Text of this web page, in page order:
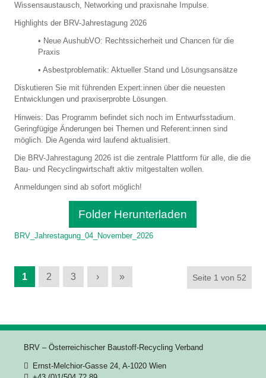
Wissensaustausch, Networking und praxisnahe Impulse.
Highlights der BRV-Jahrestagung 2026
• Neue AushubVO: Rechtssicherheit und Chancen für die
Praxis
• Asbestproblematik: Aktueller Stand und Lösungsansätze
Diskutieren Sie mit führenden Expert:innen über die neuesten
Entwicklungen und praxiserprobte Lösungen.
Hinweis: Das Programm befindet sich noch im Entwurfsstadium.
Geringfügige Änderungen bei Themen und Referent:innen sind
möglich. Die Agenda wird laufend aktualisiert.
Die BRV-Jahrestagung 2026 ist die zentrale Plattform für alle, die die
Bau- und Recyclingwirtschaft aktiv mitgestalten wollen.
Anmeldungen sind ab sofort möglich!
Folder Herunterladen
BRV_Jahrestagung_04_November_2026
Seite 1 von 52
1 2 3 › »
BRV – Österreichischer Baustoff-Recycling Verband
Ernst-Melchior-Gasse 24, A-1020 Wien